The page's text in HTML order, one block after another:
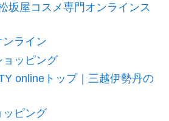
坂屋コスメ専門オンラインス
ライン
ョッピング
onlineトップ｜三越伊勢丹の
ッピング